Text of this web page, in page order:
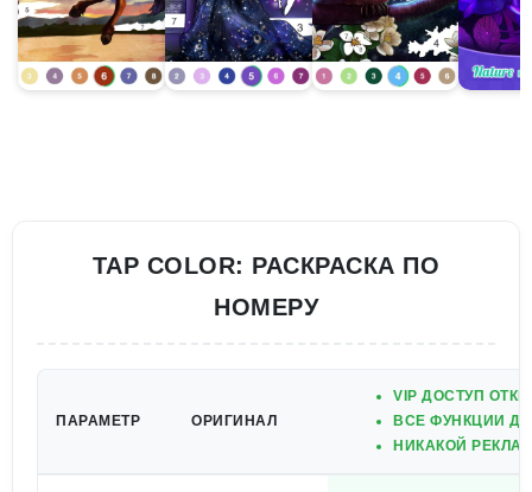
TAP COLOR: РАСКРАСКА ПО
НОМЕРУ
ПАРАМЕТР ОРИГИНАЛ
VIP ДОСТУП
ВСЕ ФУНКЦИИ
НИКАКОЙ